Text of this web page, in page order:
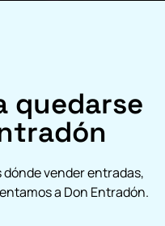
quedarse
vender entradas,
a Don Entradón.